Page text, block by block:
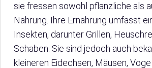
sie fressen sowohl pflanzliche als
Nahrung. Ihre Ernährung umfasst
Insekten, darunter Grillen,
Schaben. Sie sind jedoch auch
kleineren Eidechsen, Mäusen,